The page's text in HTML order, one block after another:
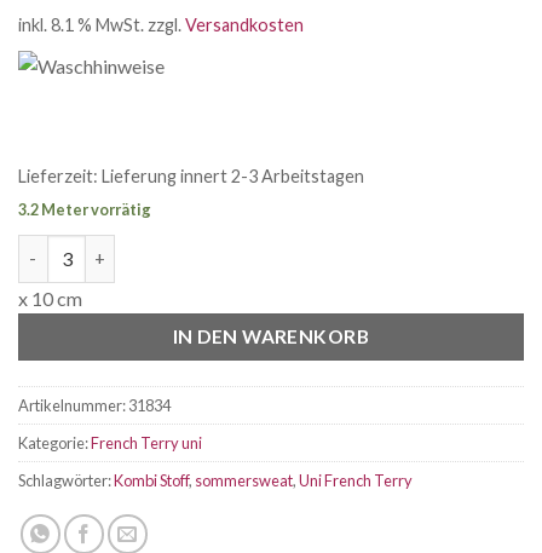
inkl. 8.1 % MwSt. zzgl.Versandkosten
Lieferzeit: Lieferung innert 2-3 Arbeitstagen
3.2 Meter vorrätig
x 10 cm
IN DEN WARENKORB
Artikelnummer:31834
Kategorie:French Terry uni
Schlagwörter:Kombi Stoff, sommersweat,Uni French Terry